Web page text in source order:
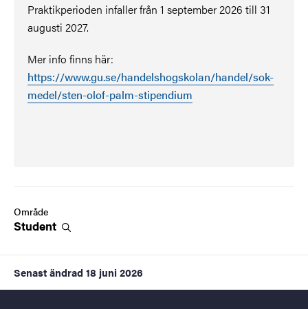
Praktikperioden infaller från 1 september 2026 till 31
augusti 2027.
Mer info finns här:
https://www.gu.se/handelshogskolan/handel/sok-
medel/sten-olof-palm-stipendium
Område
Student
Senast ändrad 18 juni 2026